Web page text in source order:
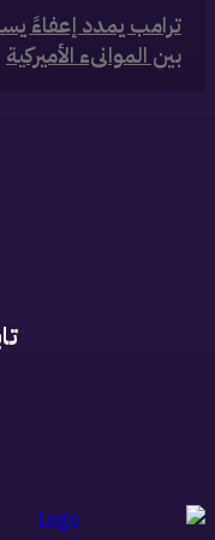
‏ترامب يمدد إعفاءً
بين الموانىء الأميركية